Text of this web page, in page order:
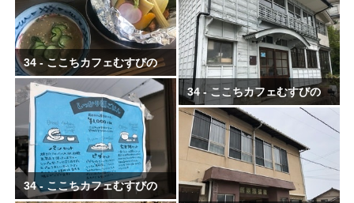
34 - ここちカフェむすびの
34 - ここちカフェむすびの
34 - ここちカフェむすびの